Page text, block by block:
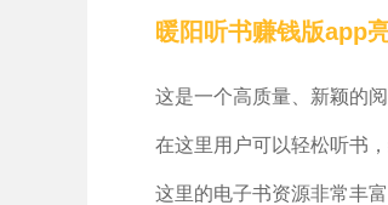
暖阳听书赚钱版app
这是一个高质量、新颖的
在这里用户可以轻松听书
这里的电子书资源非常丰